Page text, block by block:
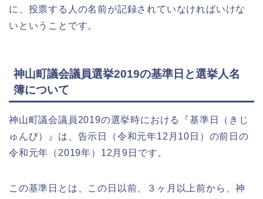
に、投票する人の名前が記録されていなければいけな
いということです。
神山町議会議員選挙2019の基準日と選挙人名
簿について
神山町議会議員2019の選挙時における『基準日（きじ
ゅんび）』は、告示日（令和元年12月10日）の前日の
令和元年（2019年）12月9日です。
この基準日とは、この日以前、３ヶ月以上前から、神